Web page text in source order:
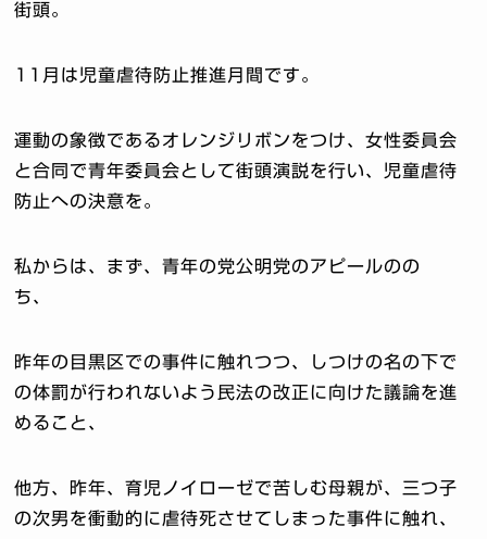
街頭。
11月は児童虐待防止推進月間です。
運動の象徴であるオレンジリボンをつけ、女性委員会
と合同で青年委員会として街頭演説を行い、児童虐待
防止への決意を。
私からは、まず、青年の党公明党のアピールのの
ち、
昨年の目黒区での事件に触れつつ、しつけの名の下で
の体罰が行われないよう民法の改正に向けた議論を進
めること、
他方、昨年、育児ノイローゼで苦しむ母親が、三つ子
の次男を衝動的に虐待死させてしまった事件に触れ、